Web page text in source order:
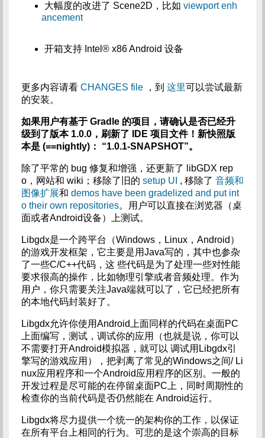
大幅度的改进了 Scene2D，比如 viewport enh
ancement
开箱支持 Intel® x86 Android 设备
更多内容请看 CHANGES file，到 这里可以尝试最新
的安装。
如果用户有基于 Gradle 的项目，请确认是否已经升
级到了版本 1.0.0，刷新了 IDE 项目文件！新快照版
本是 (==nightly)： “1.0.1-SNAPSHOT”。
除了平常的 bug 修复和增强，还更新了 libGDX rep
o，网站和 wiki；移除了旧的 setup UI , 移除了 音频和
图像扩展和 demos have been gradelized and put int
o their own repositories。用户可以直接在浏览器（桌
面或者Android设备）上测试。
Libgdx是一个跨平台（Windows，Linux，Android）
的游戏开发框架，它主要是用Java写的，其中也参杂
了一些C/C++代码，这 些代码是为了处理一些对性能
要求很高的操作，比如物理引擎或者音频处理。作为
用户，你只需要关注Java端就可以了，它已经把所有
的本地代码封装好了。
Libgdx允许你使用Android上面同样的代码在桌面PC
上面编写，测试，调试你的应用（也就是说，你可以
不需要打开Android模拟器，就可以 调试用Libgdx引
擎写的游戏应用），把剥离了常见的Windows之间/ Li
nux应用程序和一个Android应用程序的区别。一般的
开发过程是尽可能的在停留桌面PC上，同时周期性的
检查你的当前代码是否仍然能在 Android运行。
Libgdx将尽力提供一个统一的架构你的工作，以保证
在所有平台上相同的行为。可悲的是这个崇高的目标